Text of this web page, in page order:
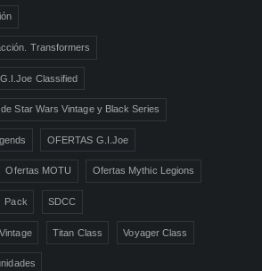
Transformers
Classified
Star Wars Vintage y Black Series
OFERTAS G.I.Joe
Ofertas MOTU Ofertas Mythic Legions
Pack SDCC
Titan Class Voyager Class